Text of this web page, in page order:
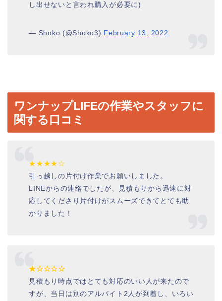
し出せないと言われ購入が必要に)
— Shoko (@Shoko3) February 13, 2022
ワンナップLIFEの作業やスタッフに
関する口コミ
★★★★☆
引っ越しの片付け作業でお願いしました。
LINEからの連絡でしたが、見積もりから迅速に対
応してくださり片付けがスムーズできてとても助
かりました！
★☆☆☆☆
見積もり時点ではとても対応のいい人が来たので
すが、当日は別のアルバイト2人が到着し、いろい